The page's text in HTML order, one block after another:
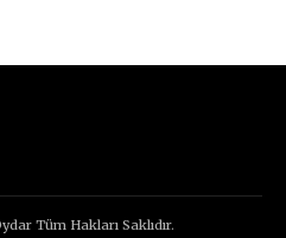
Tüm Hakları Saklıdır.